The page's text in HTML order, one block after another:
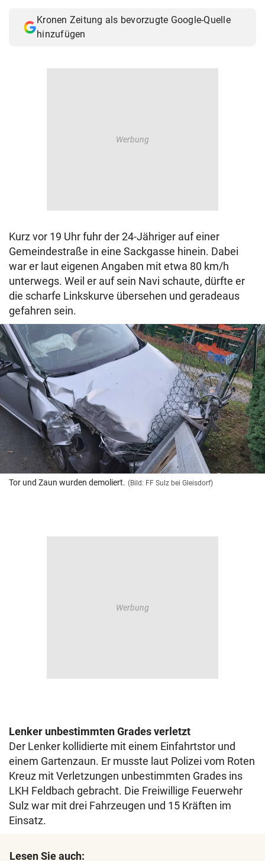
Kronen Zeitung als bevorzugte Google-Quelle
hinzufügen
Kurz vor 19 Uhr fuhr der 24-Jähriger auf einer
Gemeindestraße in eine Sackgasse hinein. Dabei
war er laut eigenen Angaben mit etwa 80 km/h
unterwegs. Weil er auf sein Navi schaute, dürfte er
die scharfe Linkskurve übersehen und geradeaus
gefahren sein.
Tor und Zaun wurden demoliert. (Bild: FF Sulz bei Gleisdorf)
Lenker unbestimmten Grades verletzt
Der Lenker kollidierte mit einem Einfahrtstor und
einem Gartenzaun. Er musste laut Polizei vom Roten
Kreuz mit Verletzungen unbestimmten Grades ins
LKH Feldbach gebracht. Die Freiwillige Feuerwehr
Sulz war mit drei Fahrzeugen und 15 Kräften im
Einsatz.
Lesen Sie auch: